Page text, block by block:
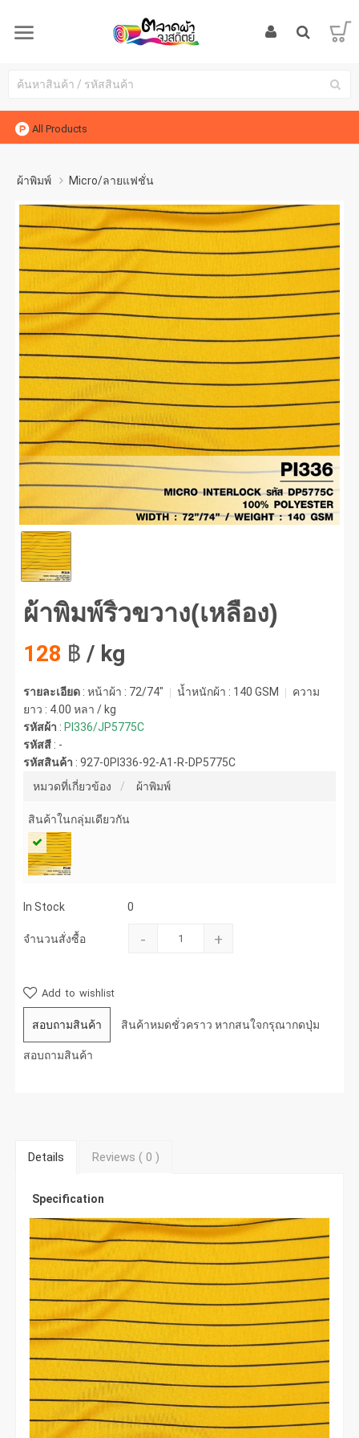
All Products
ผ้าพิมพ์ Micro/ลายแฟชั่น
พิมพ์ริ้วขวาง(เหลือง) #1
ผ้าพิมพ์ริ้วขวาง(เหลือง)
128 ฿ / kg
รายละเอียด : หน้าผ้า : 72/74" น้ำหนักผ้า : 140 GSM
ความ
ยาว : 4.00 หลา / kg
รหัสผ้า :PI336/JP5775C
รหัสสี : -
รหัสสินค้า :927-0PI336-92-A1-R-DP5775C
หมวดที่เกี่ยวข้อง
ผ้าพิมพ์
สินค้าในกลุ่มเดียวกัน
In Stock 0
จำนวนสั่งซื้อ - +
Add to wishlist
สอบถามสินค้า สินค้าหมดชั่วคราว หากสนใจกรุณากดปุ่ม
สอบถามสินค้า
Details Reviews ( 0)
Specification